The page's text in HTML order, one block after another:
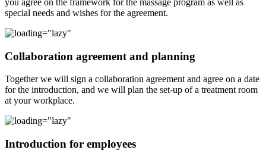
you agree on the framework for the massage program as well as
special needs and wishes for the agreement.
Collaboration agreement and planning
Together we will sign a collaboration agreement and agree on a date
for the introduction, and we will plan the set-up of a treatment room
at your workplace.
Introduction for employees